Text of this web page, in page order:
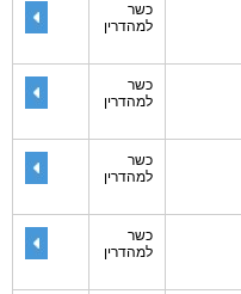
כשר
למהדרין
כשר
למהדרין
כשר
למהדרין
כשר
למהדרין